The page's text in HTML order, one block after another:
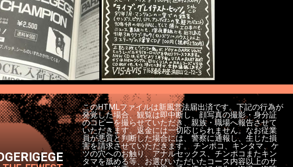
このHTMLファイルは新風営法届出済です。下記の行為が
発覚した場合、観覧は即中断し、顔写真の撮影・身分証
のコピーを撮らせていただき、親族・職場へ報告させて
いただきます。返金には一切応じられません。なお従業
員が悪質と判断した場合には、警察に通報し、生じた損
害を請求させていただきます。 チンポコ、キンタマ、ケ
ツの穴へのお触り、アナルセックス、チンポコまたキン
タマを舐める等、お選びいただいたコース内容以上のサ